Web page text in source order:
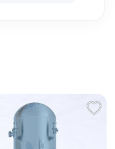
приборы разного